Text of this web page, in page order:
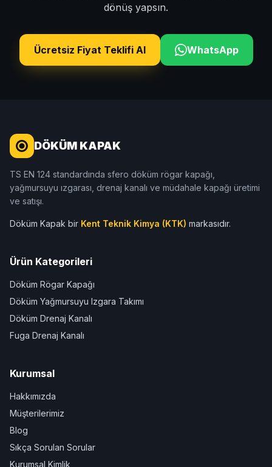
dönüş yapsın.
Ücretsiz Fiyat Teklifi Al WhatsApp
DÖKÜM KAPAK
TS EN 124 standardında sfero döküm rögar kapağı,
yağmursuyu ızgarası, drenaj kanalı ve müdahale kapağı üretimi
ve satışı.
Döküm Kapak bir Kent Teknik Kimya (KTK) markasıdır.
Ürün Kategorileri
Döküm Rögar Kapağı
Döküm Yağmursuyu Izgara Takımı
Döküm Drenaj Kanalı
Fuga Drenaj Kanalı
Kurumsal
Hakkımızda
Müşterilerimiz
Blog
Sıkça Sorulan Sorular
Kurumsal Kimlik